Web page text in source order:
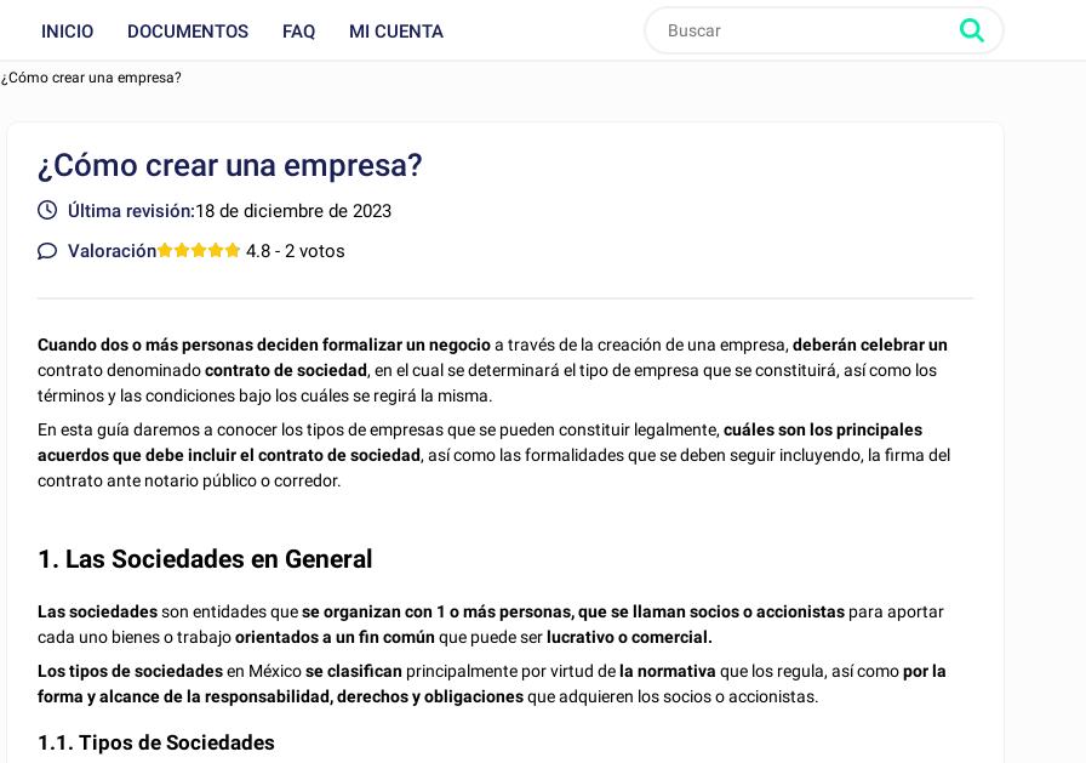
INICIO DOCUMENTOS FAQ MI CUENTA
¿Cómo crear una empresa?
¿Cómo crear una empresa?
Última revisión:18 de diciembre de 2023
Valoración
4.8 - 2 votos
Cuando dos o más personas deciden formalizar un negocioa través de la creación de una empresa, deberáncelebrar un
contrato denominadocontrato de sociedad, en el cual se determinará el tipo de empresa que se constituirá, así como los
términos y las condiciones bajo los cuáles se regirá la misma.
En esta guía daremos a conocer los tipos de empresas que se pueden constituir legalmente,cuáles son los principales
acuerdos que debe incluir el contrato de sociedad, así como las formalidades que se deben seguir incluyendo, la firma del
contrato ante notario público o corredor.
1. Las Sociedades en General
Las sociedadesson entidades quese organizan con 1 o más personas, que se llaman socios o accionistas para aportar
cada uno bienes o trabajoorientados a un fin comúnque puede ser lucrativo o comercial.
Los tipos de sociedadesen Méxicose clasifican principalmente porvirtud de la normativaque los regula, así comopor la
forma y alcance de la responsabilidad, derechos y obligacionesque adquieren los socios o accionistas.
1.1. Tipos de Sociedades